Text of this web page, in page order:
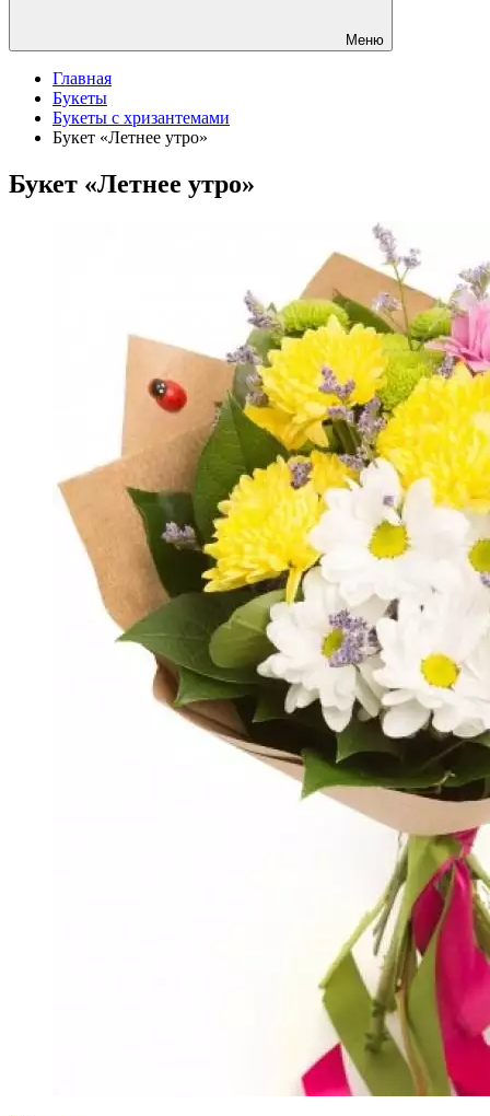
Меню
Главная
Букеты
Букеты с хризантемами
Букет «Летнее утро»
Букет «Летнее утро»